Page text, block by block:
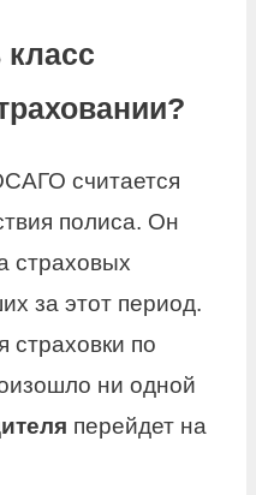
класс
считается
полиса. Он
страховых
за этот период.
страховки по
ни одной
перейдет на